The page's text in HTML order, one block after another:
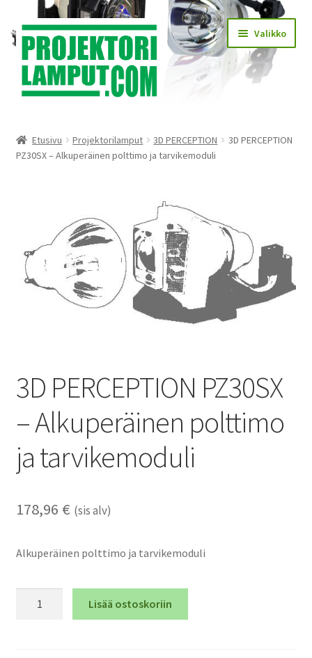
Siirry
navigointiin
Siirry
sisältöön
Valikko
Käyttöehdot
valikko
Yhteystiedot
KIRJAUDU
Etusivu Projektorilamput 3D PERCEPTION
3D PERCEPTION
PZ30SX – Alkuperäinen polttimo ja tarvikemoduli
3D PERCEPTION PZ30SX
– Alkuperäinen polttimo
ja tarvikemoduli
178,96 € (sis alv)
Alkuperäinen polttimo ja tarvikemoduli
Lisää ostoskoriin